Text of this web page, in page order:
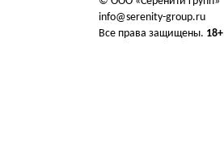
info@serenity-group.ru
Все права защищены. 18+